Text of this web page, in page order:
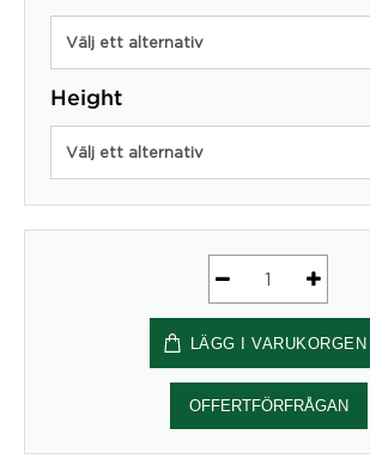
Välj ett alternativ
Height
Välj ett alternativ
till
Effekt
Tak/Vägg
mängd
LÄGG I VARUKORGEN
OFFERTFÖRFRÅGAN